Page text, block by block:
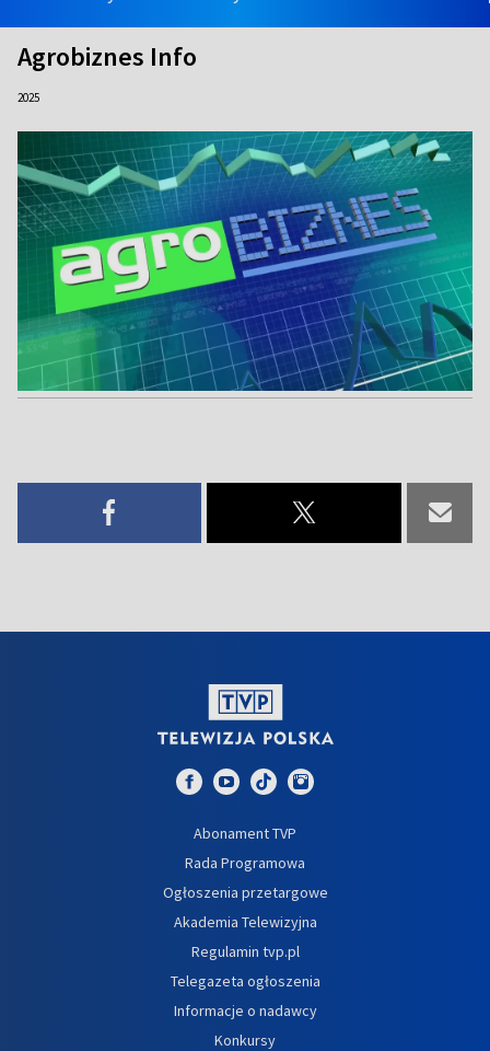
Agrobiznes Info
2025
Abonament TVP
Rada Programowa
Ogłoszenia przetargowe
Akademia Telewizyjna
Regulamin tvp.pl
Telegazeta ogłoszenia
Informacje o nadawcy
Konkursy